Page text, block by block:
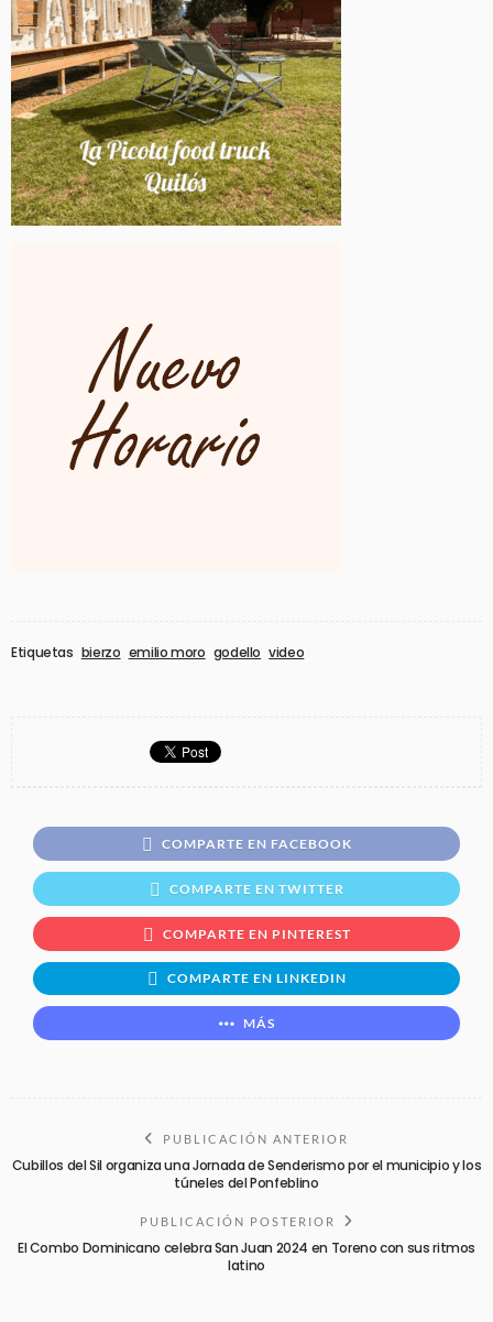
Etiquetas bierzo emilio moro godello video
COMPARTE EN FACEBOOK
COMPARTE EN TWITTER
COMPARTE EN PINTEREST
COMPARTE EN LINKEDIN
MÁS
PUBLICACIÓN ANTERIOR
Cubillos del Sil organiza una Jornada de Senderismo por el municipio y los
túneles del Ponfeblino
PUBLICACIÓN POSTERIOR
El Combo Dominicano celebra San Juan 2024 en Toreno con sus ritmos
latino